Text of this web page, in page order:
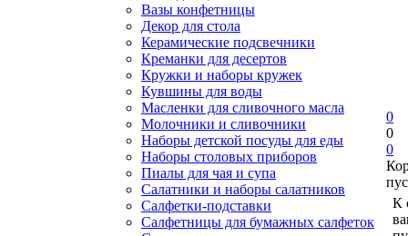
Вазы конфетницы
Декор для стола
Керамические подсвечники
Креманки для десертов
Кружки и наборы кружек
Кувшины для воды
Масленки для сливочного масла
Молочники и сливочники
Наборы детской посуды для еды
Наборы столовых приборов
Пиалы для чая и супа
Салатники и наборы салатников
Салфетки-подставки
Салфетницы для бумажных салфеток
0
0
0
К